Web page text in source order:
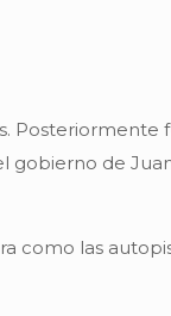
Posteriormente
gobierno de
como las